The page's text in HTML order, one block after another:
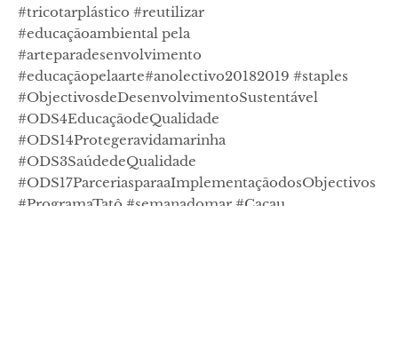
#tricotarplástico #reutilizar
#educaçãoambiental pela
#arteparadesenvolvimento
#educaçãopelaarte#anolectivo20182019 #staples
#ObjectivosdeDesenvolvimentoSustentável
#ODS4EducaçãodeQualidade
#ODS14Protegeravidamarinha
#ODS3SaúdedeQualidade
#ODS17ParceriasparaaImplementaçãodosObjectivos
#ProgramaTatô #semanadomar #Cacau